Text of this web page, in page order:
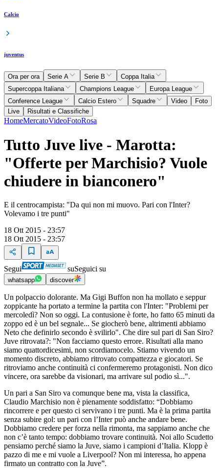
Calcio
juventus
Ora per ora Serie A Serie B
Coppa Italia
Supercoppa Italiana
Champions League
Europa League
Conference League
Calcio Estero Squadre Video
Foto
Live
Risultati e Classifiche
HomeMercatoVideoFotoRosa
Tutto Juve live - Marotta:
"Offerte per Marchisio? Vuole
chiudere in bianconero"
E il centrocampista: "Da qui non mi muovo. Pari con l'Inter?
Volevamo i tre punti"
18 Ott 2015 - 23:57
18 Ott 2015 - 23:57
Segui suSeguici su
whatsapp discover
Un polpaccio dolorante. Ma Gigi Buffon non ha mollato e seppur
zoppicante ha portato a termine la partita con l'Inter: "Problemi per
mercoledì? Non so oggi. La contusione è forte, ho fatto 65 minuti da
zoppo ed è un bel segnale... Se giocherò bene, altrimenti abbiamo
Neto che definirlo secondo è svilirlo". Che dire sul pari di San Siro?
Juve ritrovata?: "Non facciamo questo errore. Risultati alla mano
siamo quattordicesimi, non scordiamocelo. Stiamo vivendo un
momento discreto, abbiamo ritrovato compattezza e giocatori. Se
ritroviamo anche continuità ci confermeremo protagonisti. Non dico
vincere, ora sarebbe da visionari, ma arrivare sul podio sì...".
Un pari a San Siro va comunque bene ma, vista la classifica,
Claudio Marchisio non è pienamente soddisfatto: “Dobbiamo
rincorrere e per questo ci servivano i tre punti. Ma è la prima partita
senza subire gol: un pari con l’Inter può anche andare bene.
Dobbiamo credere per forza nella rimonta, ma sappiamo anche che
non c’è tanto tempo: dobbiamo trovare continuità. Noi allo Scudetto
pensiamo perché siamo la Juve, siamo i campioni d’Italia. Klopp è
pazzo di me e mi vuole a Liverpool? Non mi interessa, ho appena
firmato un contratto con la Juve”.